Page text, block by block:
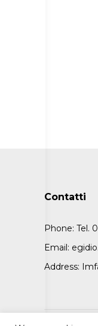
Contatti
Phone: Tel.
Email:
Address: